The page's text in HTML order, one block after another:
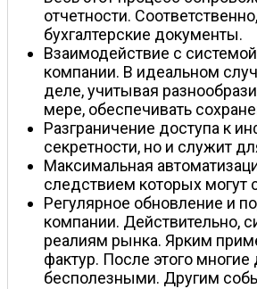
отчетности.
бухгалтерские документы.
Взаимодействие с
компании. В идеальном
деле, учитывая
мере, обеспечивать
Разграничение доступа к
секретности, но и служит
Максимальная
следствием которых могут
Регулярное обновление и
компании. Действительно,
реалиям рынка. Ярким
фактур. После этого
бесполезными. Другим